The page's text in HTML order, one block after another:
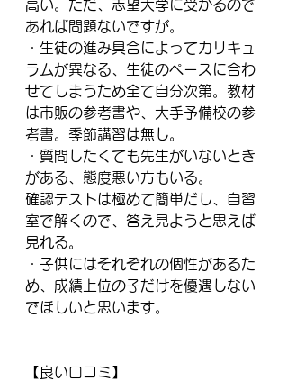
高い。ただ、志望大学に受かるので
あれば問題ないですが。
・生徒の進み具合によってカリキュ
ラムが異なる、生徒のペースに合わ
せてしまうため全て自分次第。教材
は市販の参考書や、大手予備校の参
考書。季節講習は無し。
・質問したくても先生がいないとき
がある、態度悪い方もいる。
確認テストは極めて簡単だし、自習
室で解くので、答え見ようと思えば
見れる。
・子供にはそれぞれの個性があるた
め、成績上位の子だけを優遇しない
でほしいと思います。
【良い口コミ】